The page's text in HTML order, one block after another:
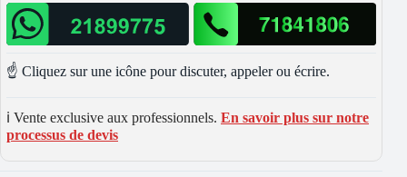
☝️ Cliquez sur une icône pour discuter, appeler ou écrire.
ℹ️ Vente exclusive aux professionnels. En savoir plus sur notre
processus de devis